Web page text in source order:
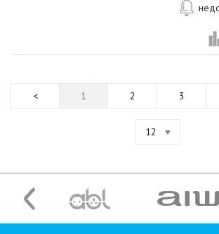
1 2 3
12